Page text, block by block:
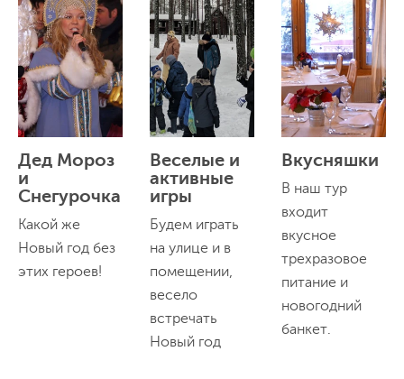
Дед Мороз
и
Снегурочка
Какой же
Новый год без
этих героев!
Веселые и
активные
игры
Будем играть
на улице и в
помещении,
весело
встречать
Новый год
Вкусняшки
В наш тур
входит
вкусное
трехразовое
питание и
новогодний
банкет.